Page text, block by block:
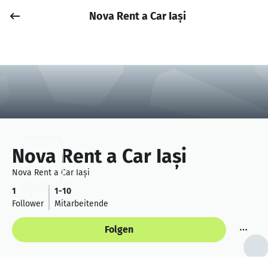
Anmelden
Nova Rent a Car Iași
Nova Rent a Car Iași
Nova Rent a Car Iași
1
Follower
1-10
Mitarbeitende
Folgen